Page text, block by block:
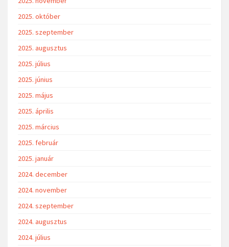
2025. október
2025. szeptember
2025. augusztus
2025. július
2025. június
2025. május
2025. április
2025. március
2025. február
2025. január
2024. december
2024. november
2024. szeptember
2024. augusztus
2024. július